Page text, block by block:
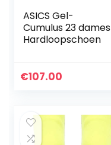
ASICS Gel-
Cumulus 23 dames
Hardloopschoen
€107.00